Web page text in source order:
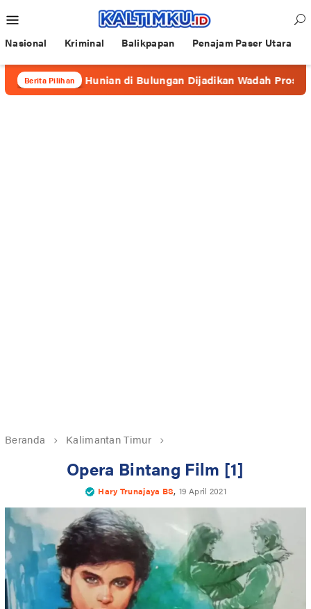
ke
kontenMobile
Nasional Kriminal Balikpapan Penajam Paser Utara
Berita Pilihan
Hunian di Bulungan Dijadikan Wadah Prostitusi
Beranda Kalimantan Timur
Opera Bintang Film [1]
Hary Trunajaya BS,19 April 2021